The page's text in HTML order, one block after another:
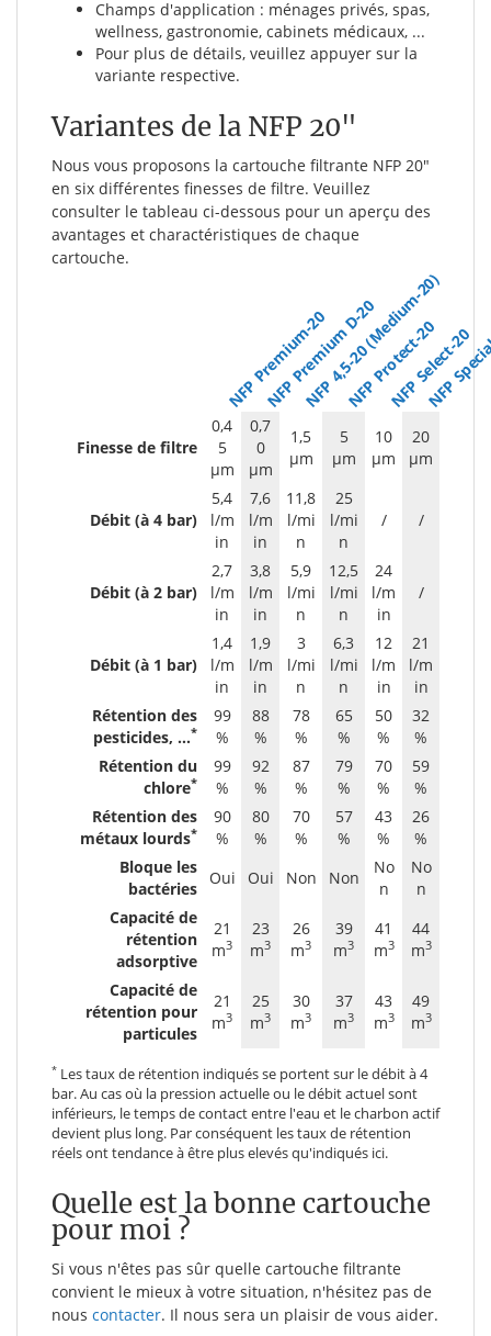
Champs d'application : ménages privés, spas,
wellness, gastronomie, cabinets médicaux, ...
Pour plus de détails, veuillez appuyer sur la
variante respective.
Variantes de la NFP 20"
Nous vous proposons la cartouche filtrante NFP 20"
en six différentes finesses de filtre. Veuillez
consulter le tableau ci-dessous pour un aperçu des
avantages et charactéristiques de chaque
cartouche.
NFP Premium-20
NFP Premium D-20
NFP 4,5-20 (Medium-20)
NFP Protect-20
NFP Select-20
NFP
Finesse de filtre
0,4
5
µm
0,7
0
µm
1,5
µm
5
µm
10
µm
20
µm
Débit (à 4 bar)
5,4
l/m
in
7,6
l/m
in
11,8
l/mi
n
25
l/mi
n
/ /
Débit (à 2 bar)
2,7
l/m
in
3,8
l/m
in
5,9
l/mi
n
12,5
l/mi
n
24
l/m
in
/
Débit (à 1 bar)
1,4
l/m
in
1,9
l/m
in
3
l/mi
n
6,3
l/mi
n
12
l/m
in
21
l/m
in
Rétention des
pesticides, ...*
99
%
88
%
78
%
65
%
50
%
32
%
Rétention du
chlore*
99
%
92
%
87
%
79
%
70
%
59
%
Rétention des
métaux lourds*
90
%
80
%
70
%
57
%
43
%
26
%
Bloque les
bactéries
Oui Oui Non Non
No
n
No
n
Capacité de
rétention
adsorptive
21
m3
23
m3
26
m3
39
m3
41
m3
44
m3
Capacité de
rétention pour
particules
21
m3
25
m3
30
m3
37
m3
43
m3
49
m3
* Les taux de rétention indiqués se portent sur le débit à 4
bar. Au cas où la pression actuelle ou le débit actuel sont
inférieurs, le temps de contact entre l'eau et le charbon actif
devient plus long. Par conséquent les taux de rétention
réels ont tendance à être plus elevés qu'indiqués ici.
Quelle est la bonne cartouche
pour moi ?
Si vous n'êtes pas sûr quelle cartouche filtrante
convient le mieux à votre situation, n'hésitez pas de
nous contacter. Il nous sera un plaisir de vous aider.